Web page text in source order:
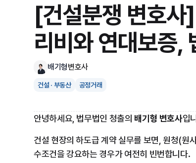
[건설분쟁 변호사
리비와 연대보증,
배기형변호사
건설 · 부동산 공정거래
안녕하세요, 법무법인 청출의 배기형 변호사입
건설 현장의 하도급 계약 실무를 보면, 원청(원
수조건을 강요하는 경우가 여전히 빈번합니다.